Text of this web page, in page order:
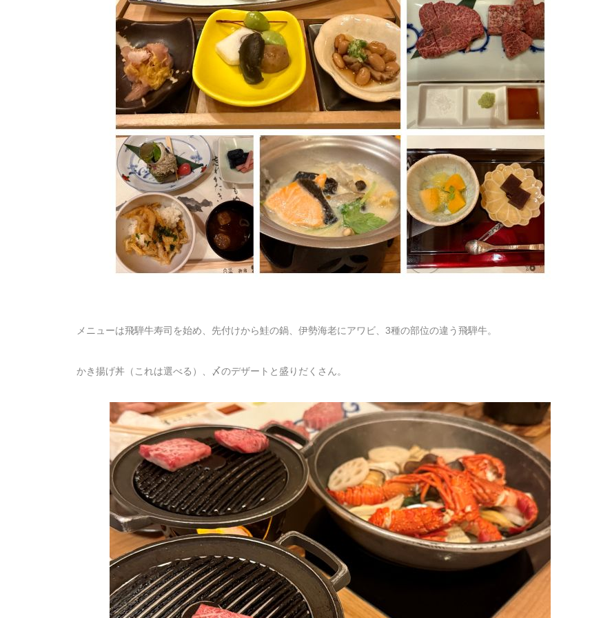
メニューは飛騨牛寿司を始め、先付けから鮭の鍋、伊勢海老にアワビ、3種の部位の違う飛騨牛。
かき揚げ丼（これは選べる）、〆のデザートと盛りだくさん。